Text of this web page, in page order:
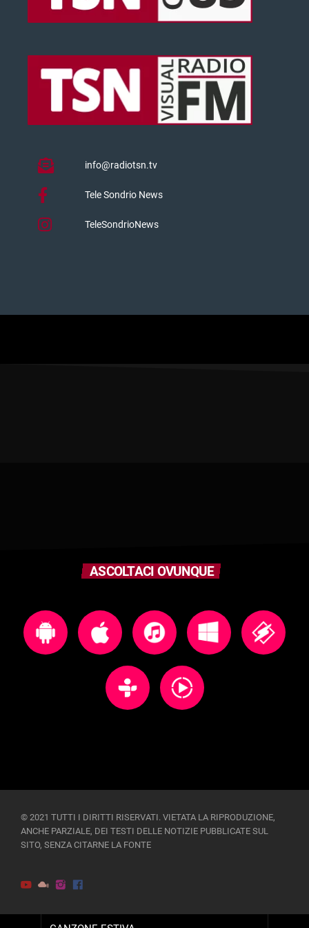
info@radiotsn.tv
Tele Sondrio News
TeleSondrioNews
ASCOLTACI OVUNQUE
© 2021 TUTTI I DIRITTI RISERVATI. VIETATA LA RIPRODUZIONE,
ANCHE PARZIALE, DEI TESTI DELLE NOTIZIE PUBBLICATE SUL
SITO, SENZA CITARNE LA FONTE